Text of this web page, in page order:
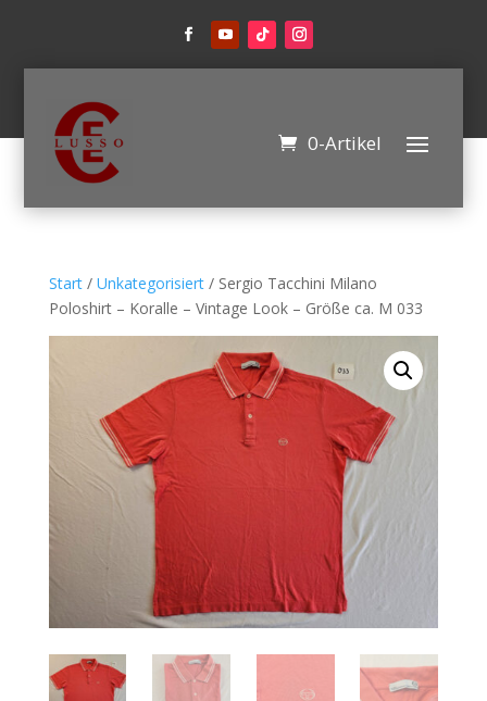
0-Artikel
Start/ Unkategorisiert/ Sergio Tacchini Milano
Poloshirt – Koralle – Vintage Look – Größe ca. M 033